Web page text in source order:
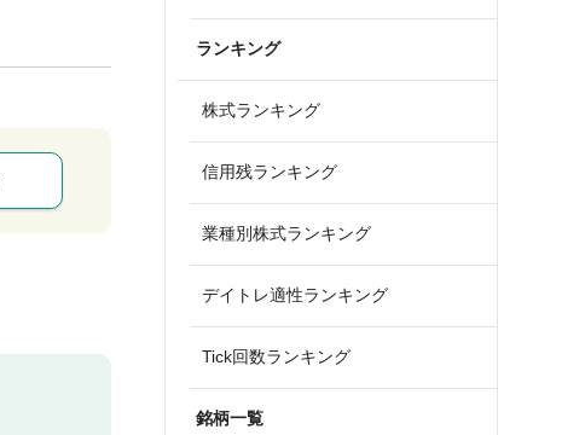
ランキング
株式ランキング
信用残ランキング
業種別株式ランキング
デイトレ適性ランキング
Tick回数ランキング
銘柄一覧